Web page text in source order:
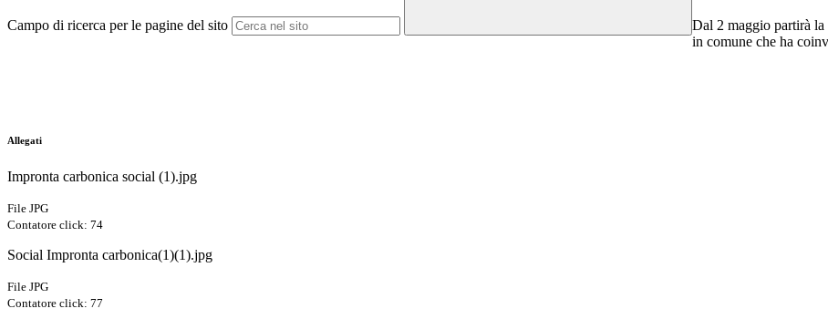
Campo di ricerca per le pagine del sito
Dal 2 maggio partirà
in comune che ha
Allegati
Impronta carbonica social (1).jpg
File JPG
Contatore click: 74
Social Impronta carbonica(1)(1).jpg
File JPG
Contatore click: 77